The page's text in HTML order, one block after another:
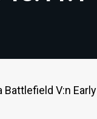
V:n